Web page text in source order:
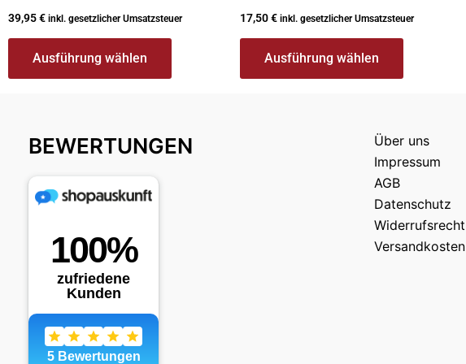
39,95€ inkl. gesetzlicher Umsatzsteuer
Ausführung wählen
17,50€ inkl. gesetzlicher Umsatzsteuer
Ausführung wählen
BEWERTUNGEN
Über uns
Impressum
AGB
Datenschutz
Widerrufsrecht
Versandkosten